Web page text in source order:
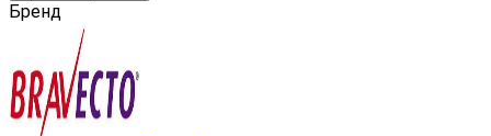
Бренд